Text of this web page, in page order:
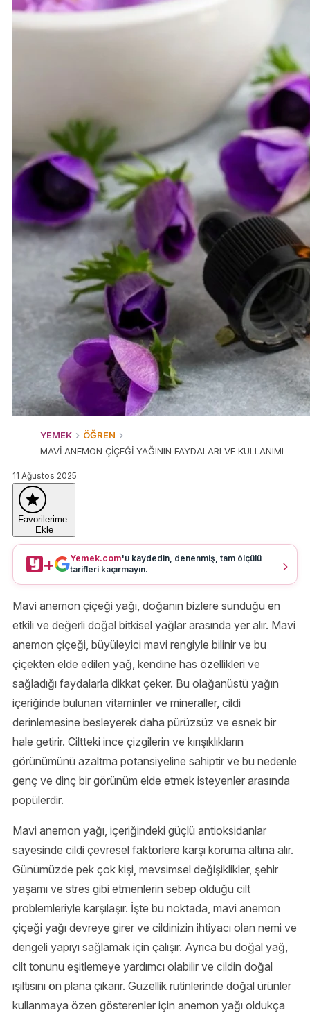
YEMEK
ÖĞREN
MAVİ ANEMON ÇİÇEĞİ YAĞININ FAYDALARI VE KULLANIMI
11 Ağustos 2025
Favorilerime
Ekle
+ Yemek.com'u kaydedin, denenmiş, tam ölçülü
tarifleri kaçırmayın.
Mavi anemon çiçeği yağı, doğanın bizlere sunduğu en
etkili ve değerli doğal bitkisel yağlar arasında yer alır. Mavi
anemon çiçeği, büyüleyici mavi rengiyle bilinir ve bu
çiçekten elde edilen yağ, kendine has özellikleri ve
sağladığı faydalarla dikkat çeker. Bu olağanüstü yağın
içeriğinde bulunan vitaminler ve mineraller, cildi
derinlemesine besleyerek daha pürüzsüz ve esnek bir
hale getirir. Ciltteki ince çizgilerin ve kırışıklıkların
görünümünü azaltma potansiyeline sahiptir ve bu nedenle
genç ve dinç bir görünüm elde etmek isteyenler arasında
popülerdir.
Mavi anemon yağı, içeriğindeki güçlü antioksidanlar
sayesinde cildi çevresel faktörlere karşı koruma altına alır.
Günümüzde pek çok kişi, mevsimsel değişiklikler, şehir
yaşamı ve stres gibi etmenlerin sebep olduğu cilt
problemleriyle karşılaşır. İşte bu noktada, mavi anemon
çiçeği yağı devreye girer ve cildinizin ihtiyacı olan nemi ve
dengeli yapıyı sağlamak için çalışır. Ayrıca bu doğal yağ,
cilt tonunu eşitlemeye yardımcı olabilir ve cildin doğal
ışıltısını ön plana çıkarır. Güzellik rutinlerinde doğal ürünler
kullanmaya özen gösterenler için anemon yağı oldukça